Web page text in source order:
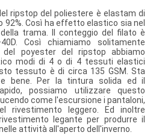
ripstop del poliestere è elastam di
92%. Così ha effetto elastico sia nel
trama. Il conteggio del filato è
Così chiamiamo solitamente
poyester del ripstop abbiamo
modi di 4 o di 4 tessuti elastici
tessuto è di circa 135 GSM. Sta
bene. Per la tintura solida ed il
possiamo utilizzare questo
come l'escursione i pantaloni,
rivestimento leggero. Ed inoltre
legante per produrre il
attività all'aperto dell'inverno.